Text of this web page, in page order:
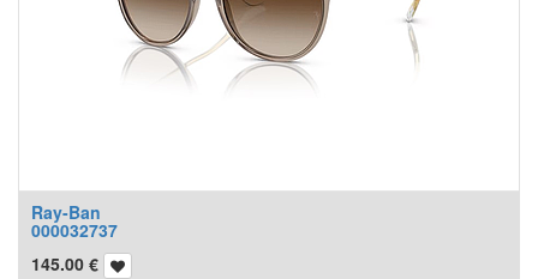
Ray-Ban
000032737
145.00 €